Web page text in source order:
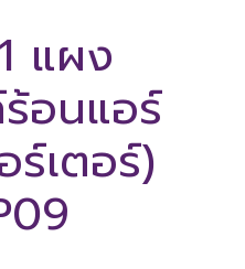
แผง
อนแอร์
เตอร์)